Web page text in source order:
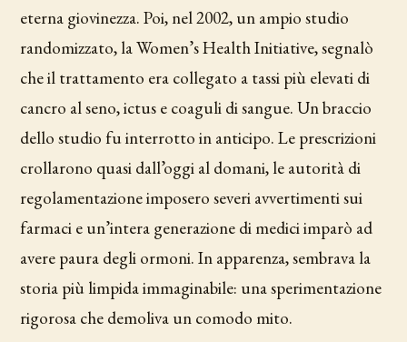
eterna giovinezza. Poi, nel 2002, un ampio studio
randomizzato, la Women’s Health Initiative, segnalò
che il trattamento era collegato a tassi più elevati di
cancro al seno, ictus e coaguli di sangue. Un braccio
dello studio fu interrotto in anticipo. Le prescrizioni
crollarono quasi dall’oggi al domani, le autorità di
regolamentazione imposero severi avvertimenti sui
farmaci e un’intera generazione di medici imparò ad
avere paura degli ormoni. In apparenza, sembrava la
storia più limpida immaginabile: una sperimentazione
rigorosa che demoliva un comodo mito.